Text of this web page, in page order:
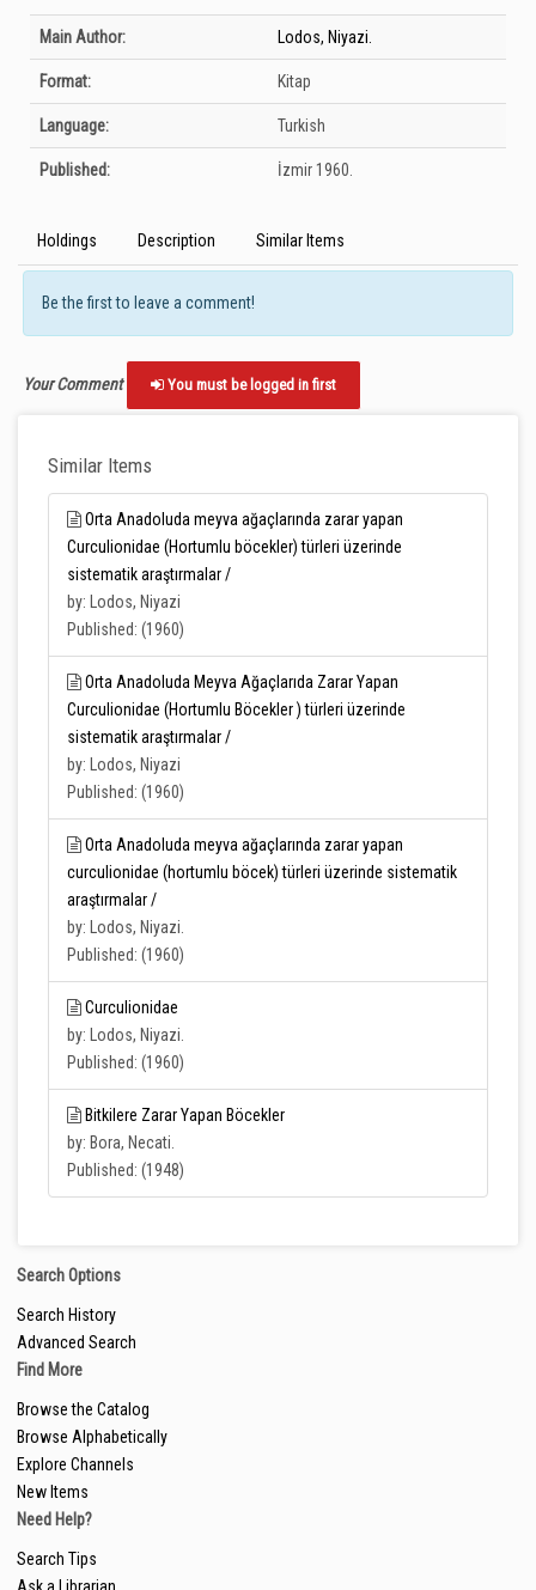
Bibliographic Details
Main Author: Lodos, Niyazi.
Format: Kitap
Language: Turkish
Published: İzmir 1960.
Holdings Description Similar Items
Be the first to leave a comment!
Your Comment You must be logged in first
Similar Items
Orta Anadoluda meyva ağaçlarında zarar yapan
Curculionidae (Hortumlu böcekler) türleri üzerinde
sistematik araştırmalar /
by: Lodos, Niyazi
Published: (1960)
Orta Anadoluda Meyva Ağaçlarıda Zarar Yapan
Curculionidae (Hortumlu Böcekler ) türleri üzerinde
sistematik araştırmalar /
by: Lodos, Niyazi
Published: (1960)
Orta Anadoluda meyva ağaçlarında zarar yapan
curculionidae (hortumlu böcek) türleri üzerinde sistematik
araştırmalar /
by: Lodos, Niyazi.
Published: (1960)
Curculionidae
by: Lodos, Niyazi.
Published: (1960)
Bitkilere Zarar Yapan Böcekler
by: Bora, Necati.
Published: (1948)
Search Options
Search History
Advanced Search
Find More
Browse the Catalog
Browse Alphabetically
Explore Channels
New Items
Need Help?
Search Tips